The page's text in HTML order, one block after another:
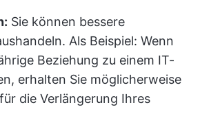
Sie können bessere
Als Beispiel: Wenn
Beziehung zu einem IT-
erhalten Sie möglicherweise
die Verlängerung Ihres